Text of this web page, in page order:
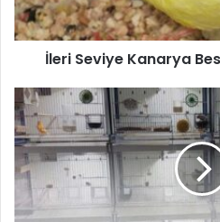
İleri Seviye Kanarya